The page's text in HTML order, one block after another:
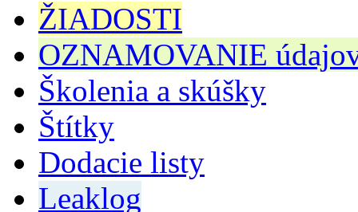
ŽIADOSTI
OZNAMOVANIE
Školenia a skúšky
Štítky
Dodacie listy
Leaklog